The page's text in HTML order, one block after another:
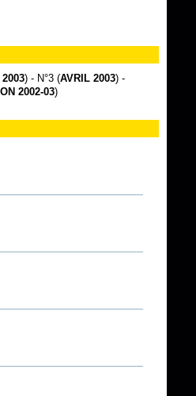
) - N°3 (AVRIL 2003) -
2002-03)